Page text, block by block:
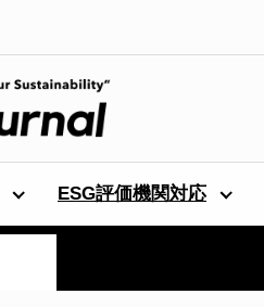
ESG評価機関対応